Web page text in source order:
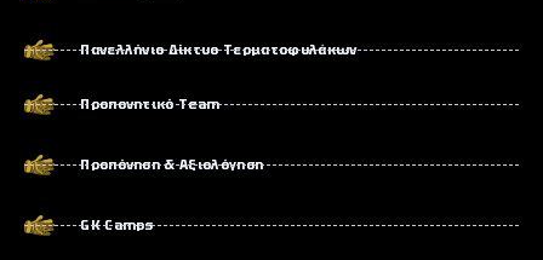
Πανελλήνιο Δίκτυο Τερματοφυλάκων
Προπονητικό Team
Προπόνηση & Αξιολόγηση
GK Camps